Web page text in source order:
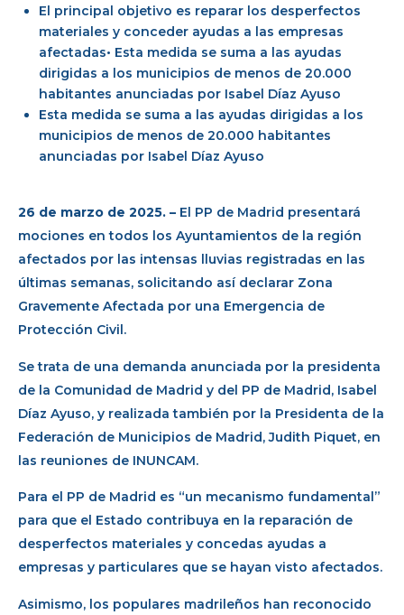
El principal objetivo es reparar los desperfectos
materiales y conceder ayudas a las empresas
afectadas• Esta medida se suma a las ayudas
dirigidas a los municipios de menos de 20.000
habitantes anunciadas por Isabel Díaz Ayuso
Esta medida se suma a las ayudas dirigidas a los
municipios de menos de 20.000 habitantes
anunciadas por Isabel Díaz Ayuso
26 de marzo de 2025. – El PP de Madrid presentará
mociones en todos los Ayuntamientos de la región
afectados por las intensas lluvias registradas en las
últimas semanas, solicitando así declarar Zona
Gravemente Afectada por una Emergencia de
Protección Civil.
Se trata de una demanda anunciada por la presidenta
de la Comunidad de Madrid y del PP de Madrid, Isabel
Díaz Ayuso, y realizada también por la Presidenta de la
Federación de Municipios de Madrid, Judith Piquet, en
las reuniones de INUNCAM.
Para el PP de Madrid es “un mecanismo fundamental”
para que el Estado contribuya en la reparación de
desperfectos materiales y concedas ayudas a
empresas y particulares que se hayan visto afectados.
Asimismo, los populares madrileños han reconocido